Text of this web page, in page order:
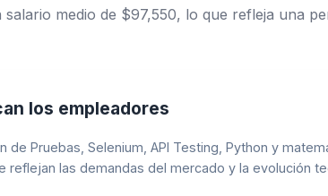
salario medio de $97,550, lo que refleja una
los empleadores
de Pruebas, Selenium, API Testing, Python y
reflejan las demandas del mercado y la evolución